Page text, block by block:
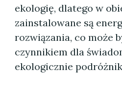
ekologię, dlatego w
zainstalowane są
rozwiązania, co może
czynnikiem dla
ekologicznie